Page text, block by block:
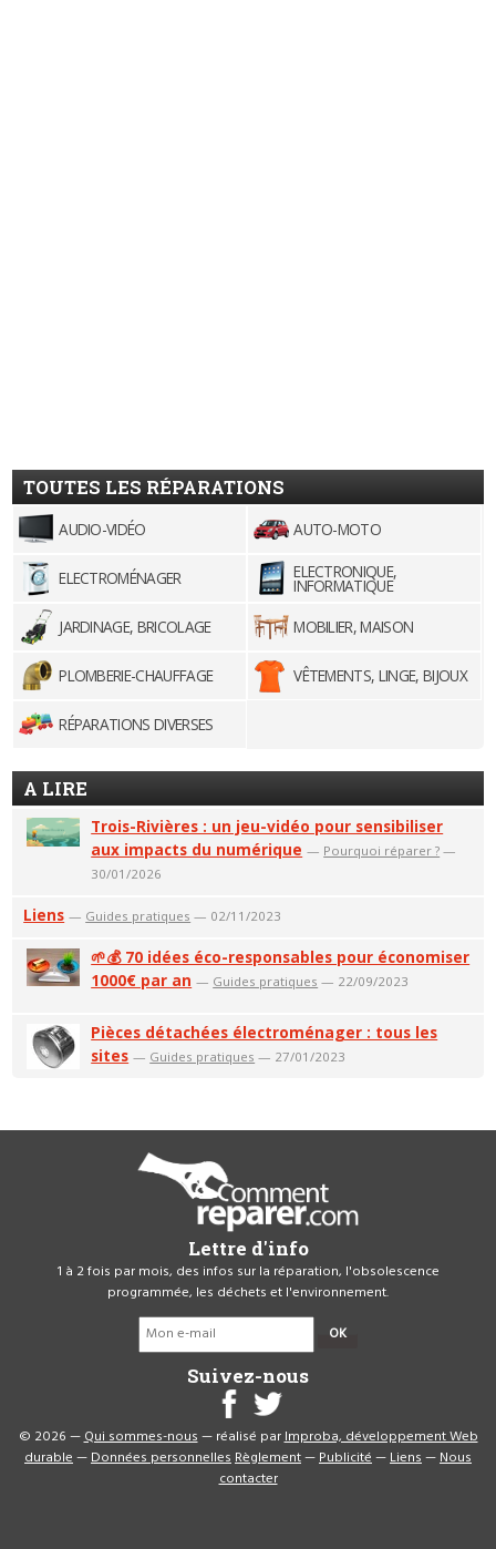
TOUTES LES RÉPARATIONS
AUDIO-VIDÉO AUTO-MOTO
ELECTROMÉNAGER ELECTRONIQUE,
INFORMATIQUE
JARDINAGE, BRICOLAGE
MOBILIER, MAISON
PLOMBERIE-CHAUFFAGE VÊTEMENTS, LINGE, BIJOUX
RÉPARATIONS DIVERSES
A LIRE
Trois-Rivières : un jeu-vidéo pour sensibiliser
aux impacts du numérique — Pourquoi réparer ? —
30/01/2026
Liens — Guides pratiques — 02/11/2023
🌱💰 70 idées éco-responsables pour économiser
1000€ par an — Guides pratiques — 22/09/2023
Pièces détachées électroménager : tous les
sites — Guides pratiques — 27/01/2023
Lettre d'info
1 à 2 fois par mois, des infos sur la réparation, l'obsolescence
programmée, les déchets et l'environnement.
OK
Suivez-nous
© 2026 —Qui sommes-nous— réalisé parImproba, développement Web
durable—Données personnellesRèglement—Publicité—Liens—Nous
contacter